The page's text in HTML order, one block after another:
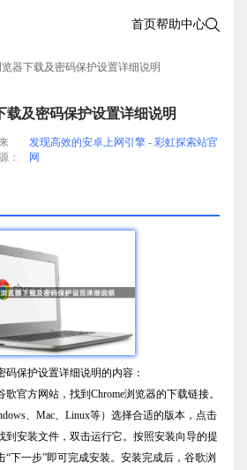
首页帮助中心
器下载及密码保护设置详细说明
载及密码保护设置详细说明
：
发现高效的安卓上网引擎 - 彩虹探索站官
网
保护设置详细说明的内容：
官方网站，找到Chrome浏览器的下载链接。
、Mac、Linux等）选择合适的版本，点击
到安装文件，双击运行它。按照安装向导的提
“下一步”即可完成安装。安装完成后，谷歌浏